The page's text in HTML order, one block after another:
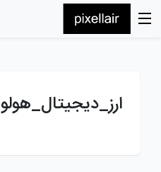
ارز_دیجیتال_هولو